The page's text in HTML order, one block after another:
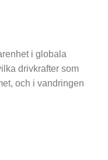
i globala
drivkrafter som
och i vandringen